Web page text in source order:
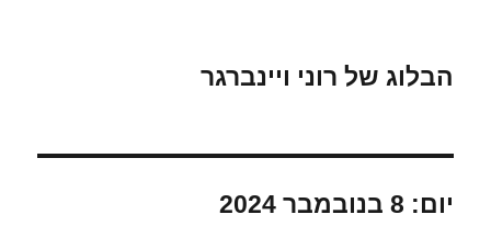
הבלוג של רוני ויינברגר
יום: 8 בנובמבר 2024